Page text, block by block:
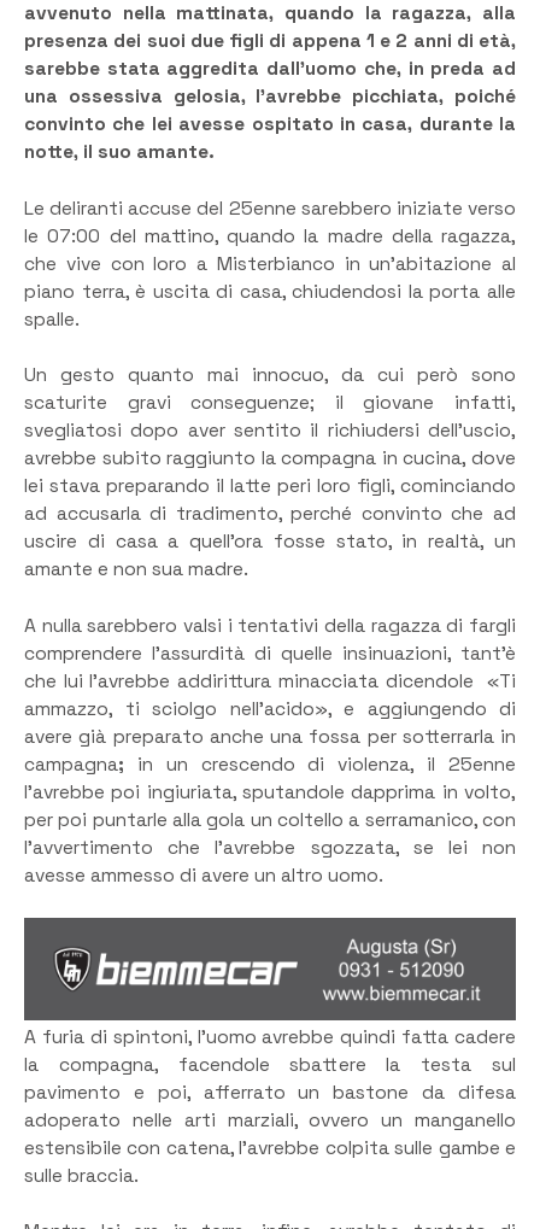
avvenuto nella mattinata, quando la ragazza, alla
presenza dei suoi due figli di appena 1 e 2 anni di età,
sarebbe stata aggredita dall’uomo che, in preda ad
una ossessiva gelosia, l’avrebbe picchiata, poiché
convinto che lei avesse ospitato in casa, durante la
notte, il suo amante.
Le deliranti accuse del 25enne sarebbero iniziate verso
le 07:00 del mattino, quando la madre della ragazza,
che vive con loro a Misterbianco in un’abitazione al
piano terra, è uscita di casa, chiudendosi la porta alle
spalle.
Un gesto quanto mai innocuo, da cui però sono
scaturite gravi conseguenze; il giovane infatti,
svegliatosi dopo aver sentito il richiudersi dell’uscio,
avrebbe subito raggiunto la compagna in cucina, dove
lei stava preparando il latte peri loro figli, cominciando
ad accusarla di tradimento, perché convinto che ad
uscire di casa a quell’ora fosse stato, in realtà, un
amante e non sua madre.
A nulla sarebbero valsi i tentativi della ragazza di fargli
comprendere l’assurdità di quelle insinuazioni, tant’è
che lui l’avrebbe addirittura minacciata dicendole «Ti
ammazzo, ti sciolgo nell’acido», e aggiungendo di
avere già preparato anche una fossa per sotterrarla in
campagna; in un crescendo di violenza, il 25enne
l’avrebbe poi ingiuriata, sputandole dapprima in volto,
per poi puntarle alla gola un coltello a serramanico, con
l’avvertimento che l’avrebbe sgozzata, se lei non
avesse ammesso di avere un altro uomo.
A furia di spintoni, l’uomo avrebbe quindi fatta cadere
la compagna, facendole sbattere la testa sul
pavimento e poi, afferrato un bastone da difesa
adoperato nelle arti marziali, ovvero un manganello
estensibile con catena, l’avrebbe colpita sulle gambe e
sulle braccia.